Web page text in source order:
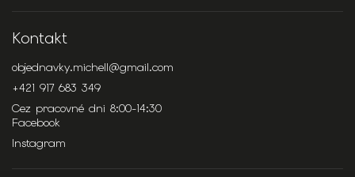
Kontakt
objednavky.michell@gmail.com
+421 917 683 349
Cez pracovné dni 8:00-14:30
Facebook
Instagram